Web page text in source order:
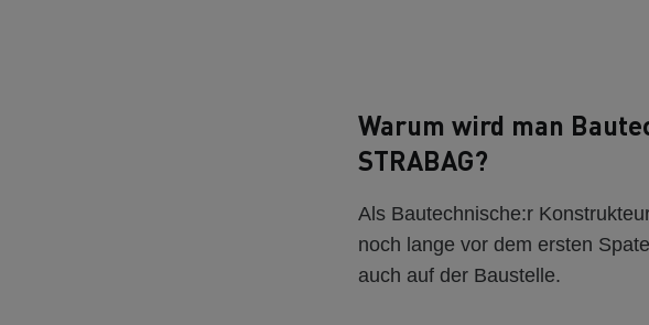
Warum wird man
STRABAG?
Als Bautechnische:r
noch lange vor dem ersten
auch auf der Baustelle.